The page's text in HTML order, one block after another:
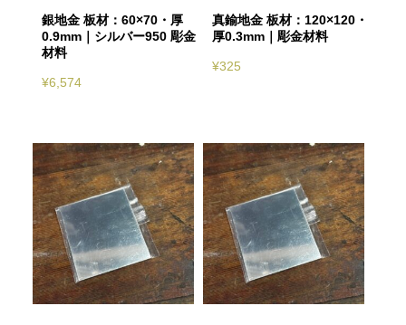
銀地金 板材：60×70・厚
0.9mm｜シルバー950 彫金
材料
¥6,574
真鍮地金 板材：120×120・
厚0.3mm｜彫金材料
¥325